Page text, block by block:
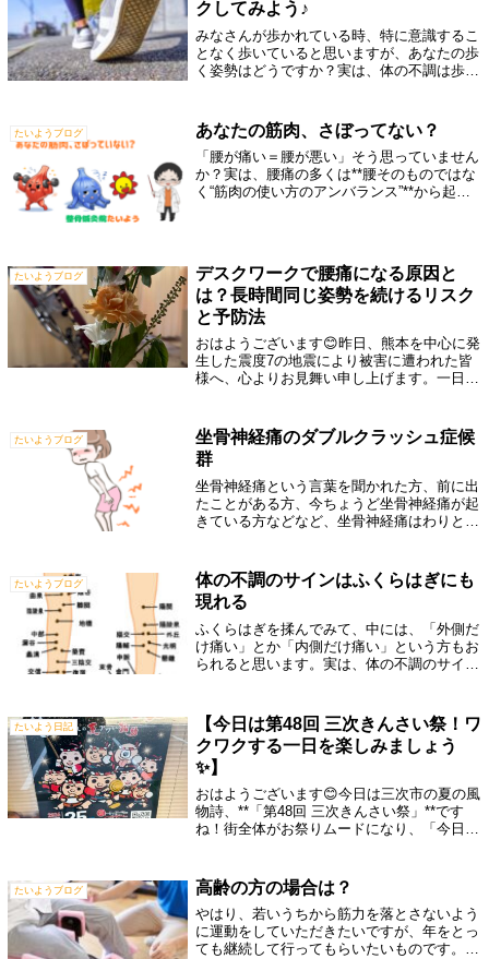
クしてみよう♪
みなさんが歩かれている時、特に意識するこ
となく歩いていると思いますが、あなたの歩
く姿勢はどうですか？実は、体の不調は歩き
その歩き方はどうしたらわかるのか？それ
は、...
たいようブログ あなたの筋肉、さぼってない？
「腰が痛い＝腰が悪い」そう思っていません
か？実は、腰痛の多くは**腰そのものではな
く“筋肉の使い方のアンバランス”**から起こ
たいようブログ
デスクワークで腰痛になる原因と
は？長時間同じ姿勢を続けるリスク
と予防法
おはようございます😊昨日、熊本を中心に発
生した震度7の地震により被害に遭われた皆
様へ、心よりお見舞い申し上げます。一日も
姿勢による腰痛」**についてお話ししま...
たいようブログ
坐骨神経痛のダブルクラッシュ症候
群
坐骨神経痛という言葉を聞かれた方、前に出
たことがある方、今ちょうど坐骨神経痛が起
きている方などなど、坐骨神経痛はわりと身
せていただいております。今回は、坐骨神
経...
たいようブログ
体の不調のサインはふくらはぎにも
現れる
ふくらはぎを揉んでみて、中には、「外側だ
け痛い」とか「内側だけ痛い」という方もお
られると思います。実は、体の不調のサイン
あります。そのツボをつないでいる経絡（け
い...
たいよう日記
【今日は第48回 三次きんさい祭！ワ
クワクする一日を楽しみましょう
✨】
おはようございます😊今日は三次市の夏の風
物詩、**「第48回 三次きんさい祭」**です
ね！街全体がお祭りムードになり、「今日は
多いのではないでしょうか😊当院 整...
たいようブログ 高齢の方の場合は？
やはり、若いうちから筋力を落とさないよう
に運動をしていただきたいですが、年をとっ
ても継続して行ってもらいたいものです。そ